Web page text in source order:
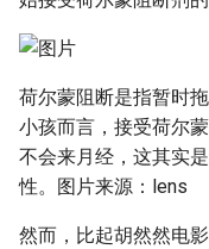
荷尔蒙阻断是指暂时
小孩而言，接受荷尔
不会来月经，这其实
性。图片来源：lens
然而，比起胡然然电